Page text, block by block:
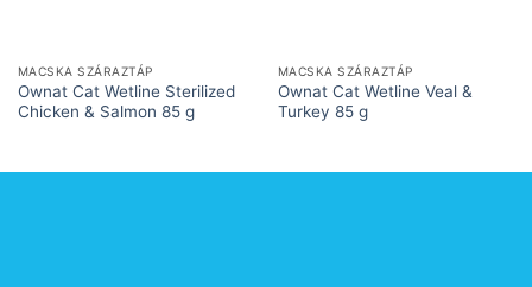
MACSKA SZÁRAZTÁP
Ownat Cat Wetline Sterilized
Chicken & Salmon 85 g
MACSKA SZÁRAZTÁP
Ownat Cat Wetline Veal &
Turkey 85 g